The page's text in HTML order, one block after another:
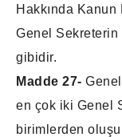
Hakkında
Genel Sekreterin
gibidir.
Madde 27-
en çok iki Genel
birimlerden